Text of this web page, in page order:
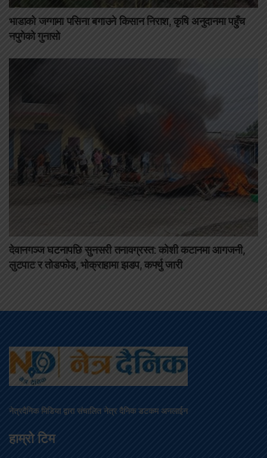
भाडाको जग्गामा पसिना बगाउने किसान निराश, कृषि अनुदानमा पहुँच
नपुगेको गुनासो
देवानगञ्ज घटनापछि सुनसरी तनावग्रस्त: कोशी कटानमा आगजनी,
लुटपाट र तोडफोड, भोक्राहामा झडप, कर्फ्यु जारी
नेत्रदैनिक मिडिया द्वारा संचालित नेत्र दैनिक डटकम अनलाईन
हाम्रो टिम